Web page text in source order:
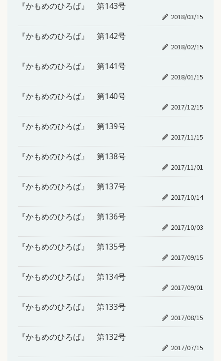
『かもめのひろば』 第143号
2018/03/15
『かもめのひろば』 第142号
2018/02/15
『かもめのひろば』 第141号
2018/01/15
『かもめのひろば』 第140号
2017/12/15
『かもめのひろば』 第139号
2017/11/15
『かもめのひろば』 第138号
2017/11/01
『かもめのひろば』 第137号
2017/10/14
『かもめのひろば』 第136号
2017/10/03
『かもめのひろば』 第135号
2017/09/15
『かもめのひろば』 第134号
2017/09/01
『かもめのひろば』 第133号
2017/08/15
『かもめのひろば』 第132号
2017/07/15